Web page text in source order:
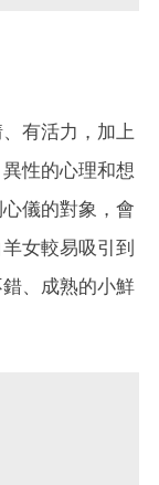
有活力，加上
性的心理和想
儀的對象，會
女較易吸引到
、成熟的小鮮